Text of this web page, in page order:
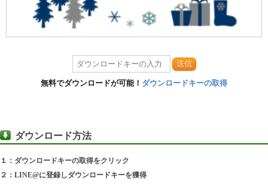
送信
無料でダウンロードが可能！ ダウンロードキーの取得
ダウンロード方法
１：ダウンロードキーの取得をクリック
２：LINE@に登録しダウンロードキーを獲得